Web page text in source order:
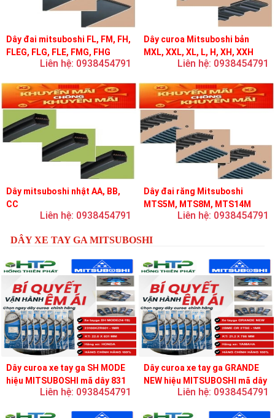
Dây đai mitsuboshi FL, FM, FH,
FLEG, FLG, FLE, FMG, FHG
Liên hệ: 0938454791
Dây curoa Mitsuboshi bản
MXL, XXL, XL, L, H, XH, XXH
Liên hệ: 0938454791
Dây mitsuboshi nhật AA, BB,
CC
Liên hệ: 0938454791
Dây đai răng Mitsuboshi
MTS5M, MTS8M, MTS14M
Liên hệ: 0938454791
DÂY XE TAY GA MITSUBOSHI
Dây curoa xe tay ga SH MODE
hiệu MITSUBOSHI mã dây 831
Liên hệ: 0938454791
Dây curoa xe tay ga GRANDE
NEW hiệu MITSUBOSHI mã dây
Liên hệ: 0938454791